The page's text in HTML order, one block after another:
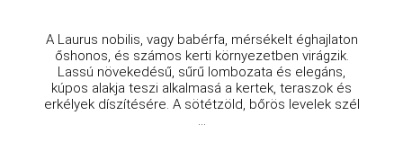
A Laurus nobilis, vagy babérfa, mérsékelt éghajlaton
őshonos, és számos kerti környezetben virágzik.
Lassú növekedésű, sűrű lombozata és elegáns,
kúpos alakja teszi alkalmasá a kertek, teraszok és
erkélyek díszítésére. A sötétzöld, bőrös levelek szél
...